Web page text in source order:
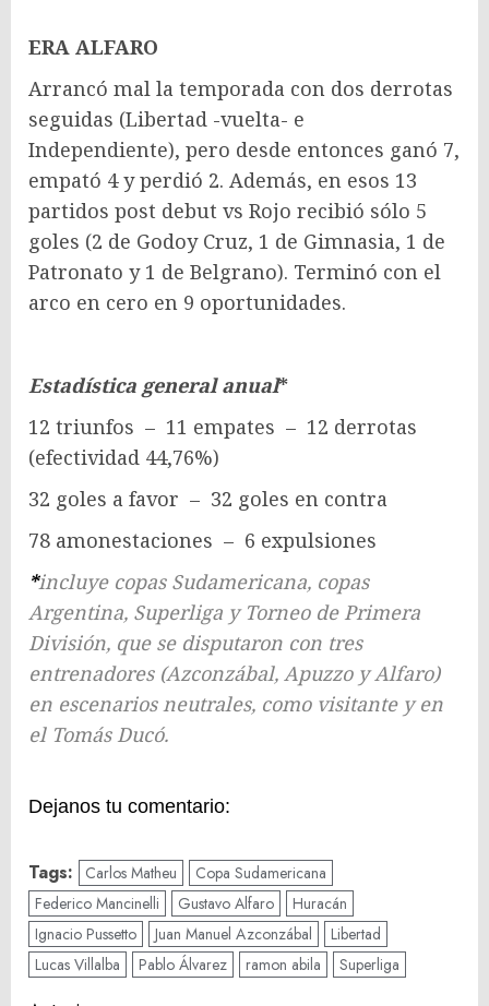
ERA ALFARO
Arrancó mal la temporada con dos derrotas
seguidas (Libertad -vuelta- e
Independiente), pero desde entonces ganó 7,
empató 4 y perdió 2. Además, en esos 13
partidos post debut vs Rojo recibió sólo 5
goles (2 de Godoy Cruz, 1 de Gimnasia, 1 de
Patronato y 1 de Belgrano). Terminó con el
arco en cero en 9 oportunidades.
Estadística general anual*
12 triunfos – 11 empates – 12 derrotas
(efectividad 44,76%)
32 goles a favor – 32 goles en contra
78 amonestaciones – 6 expulsiones
*incluye copas Sudamericana, copas
Argentina, Superliga y Torneo de Primera
División, que se disputaron con tres
entrenadores (Azconzábal, Apuzzo y Alfaro)
en escenarios neutrales, como visitante y en
el Tomás Ducó.
Dejanos tu comentario:
Tags: Carlos Matheu
Copa Sudamericana
Federico Mancinelli
Gustavo Alfaro
Huracán
Ignacio Pussetto
Juan Manuel Azconzábal
Libertad
Lucas Villalba
Pablo Álvarez ramon abila Superliga